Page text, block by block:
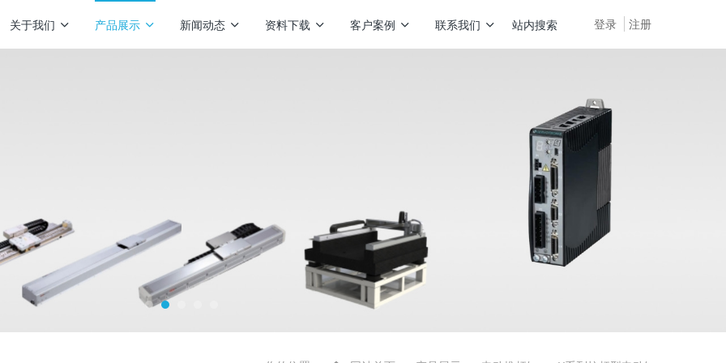
登录 注册
关于我们 产品展示 新闻动态 资料下载 客户案例 联系我们 站内搜索